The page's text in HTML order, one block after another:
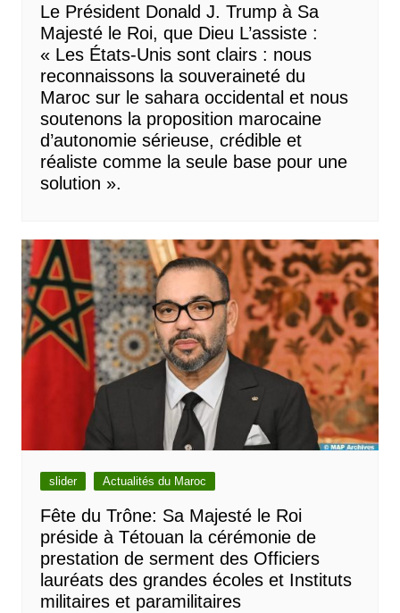
Le Président Donald J. Trump à Sa
Majesté le Roi, que Dieu L’assiste :
« Les États-Unis sont clairs : nous
reconnaissons la souveraineté du
Maroc sur le sahara occidental et nous
soutenons la proposition marocaine
d’autonomie sérieuse, crédible et
réaliste comme la seule base pour une
solution ».
slider Actualités du Maroc
Fête du Trône: Sa Majesté le Roi
préside à Tétouan la cérémonie de
prestation de serment des Officiers
lauréats des grandes écoles et Instituts
militaires et paramilitaires